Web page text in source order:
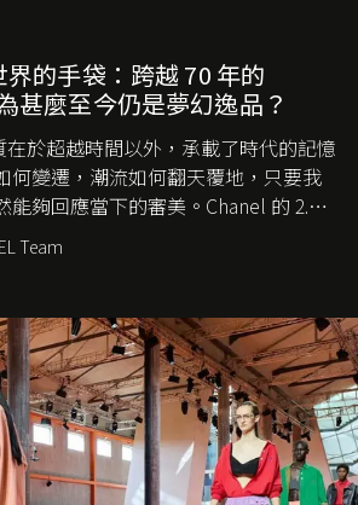
的手袋：跨越 70 年的
甚麼至今仍是夢幻逸品？
於超越時間以外，承載了時代的記憶
何變遷，潮流如何翻天覆地，只要我
夠回應當下的審美。Chanel 的 2.55
問世至今，一直有着舉足輕重的地
第一個夢想手袋是 Chanel，那 2.55
那麼這個手袋是怎麼誕生的呢？又為
天就由《L'Officiel HK》帶你穿越流金
生故事。
Team